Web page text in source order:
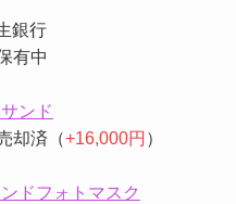
銀行
有中
ンド
却済（+16,000円 ）
ドフォトマスク